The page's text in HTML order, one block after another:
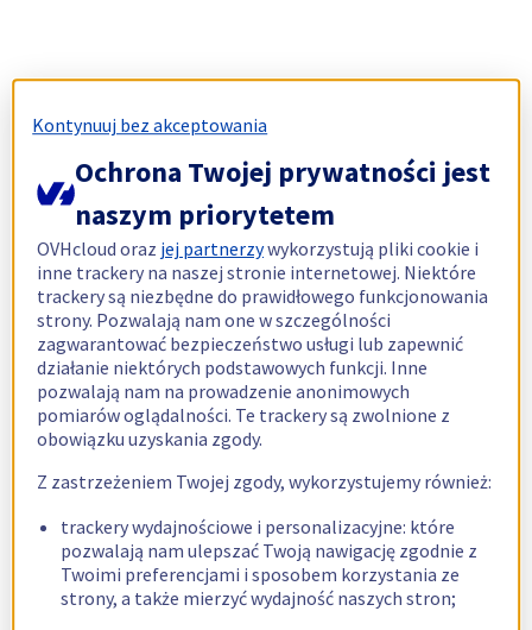
Kontynuuj bez akceptowania
Ochrona Twojej prywatności jest
naszym priorytetem
OVHcloud oraz jej partnerzywykorzystują pliki cookie i
inne trackery na naszej stronie internetowej. Niektóre
trackery są niezbędne do prawidłowego funkcjonowania
strony. Pozwalają nam one w szczególności
zagwarantować bezpieczeństwo usługi lub zapewnić
działanie niektórych podstawowych funkcji. Inne
pozwalają nam na prowadzenie anonimowych
pomiarów oglądalności. Te trackery są zwolnione z
obowiązku uzyskania zgody.
Z zastrzeżeniem Twojej zgody, wykorzystujemy również:
trackery wydajnościowe i personalizacyjne: które
pozwalają nam ulepszać Twoją nawigację zgodnie z
Twoimi preferencjami i sposobem korzystania ze
strony, a także mierzyć wydajność naszych stron;